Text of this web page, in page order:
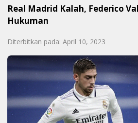
Real Madrid Kalah, Federico
Hukuman
Diterbitkan pada: April 10, 2023